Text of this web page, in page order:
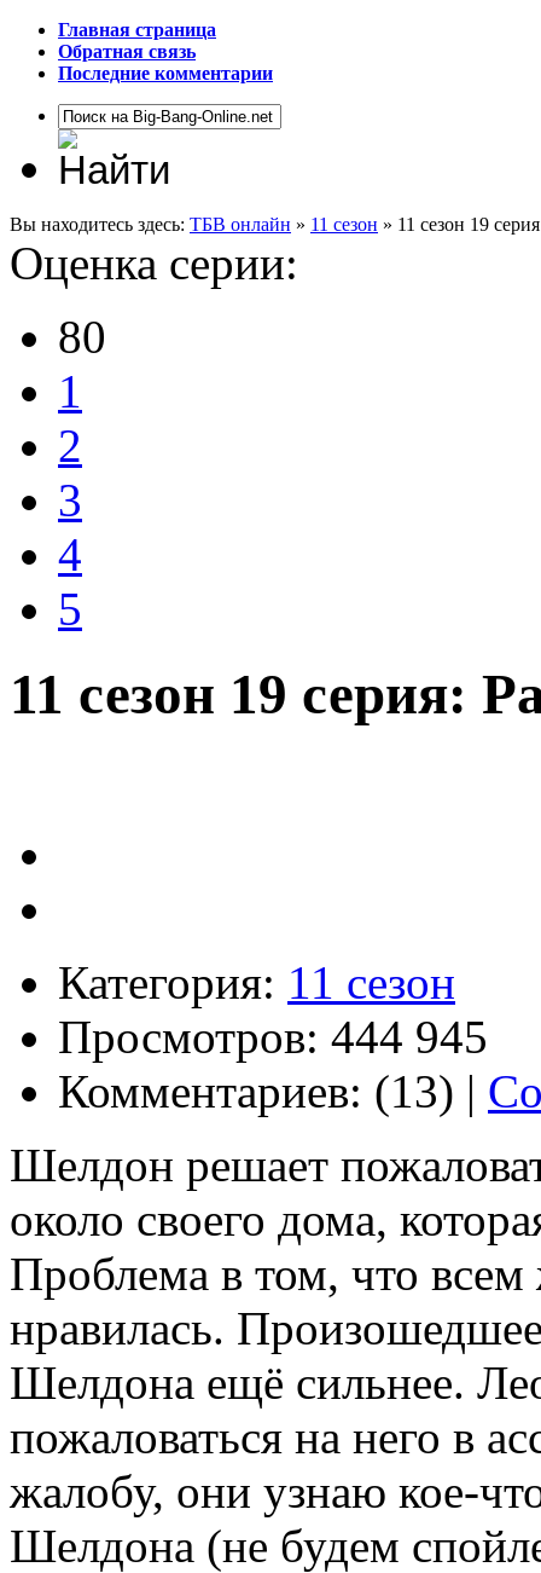
Главная страница
Обратная связь
Последние комментарии
Вы находитесь здесь: ТБВ онлайн » 11 сезон » 11 сезон 19
Оценка серии:
80
1
2
3
4
5
11 сезон 19 серия:
Категория: 11 сезон
Просмотров: 444 945
Комментариев: (13) |
Шелдон решает
около своего дома,
Проблема в том, что всем
нравилась. Произошедшее
Шелдона ещё сильнее.
пожаловаться на него в
жалобу, они узнаю кое-
Шелдона (не будем